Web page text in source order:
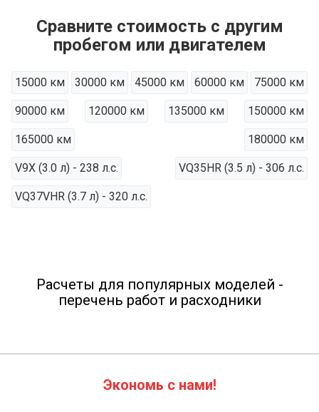
Сравните стоимость с другим
пробегом или двигателем
15000 км 30000 км 45000 км 60000 км 75000 км
90000 км 120000 км 135000 км 150000 км
165000 км 180000 км
V9X (3.0 л) - 238 л.с. VQ35HR (3.5 л) - 306 л.с.
VQ37VHR (3.7 л) - 320 л.с.
Расчеты для популярных моделей -
перечень работ и расходники
Экономь с нами!